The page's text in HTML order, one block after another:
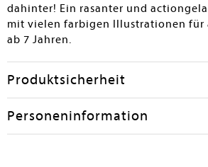
dahinter! Ein rasanter und
mit vielen farbigen Illustrationen für
ab 7 Jahren.
Produktsicherheit
Personeninformation